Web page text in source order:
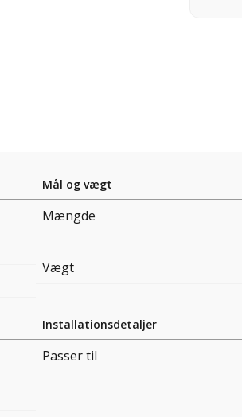
Mål og vægt
Mængde
Vægt
Installationsdetaljer
Passer til